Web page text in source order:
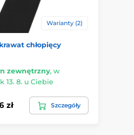
Warianty (2)
chłopięcy
zewnętrzny, w
13. 8. u Ciebie
zł Szczegóły